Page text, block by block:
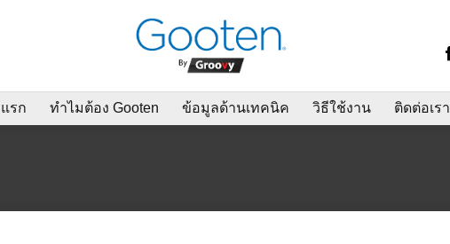
รก ทำไมต้อง Gooten ข้อมูลด้านเทคนิค วิธีใช้งาน ติดต่อเรา